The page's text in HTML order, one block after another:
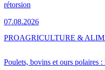
rétorsion
07.08.2026
Poulets, bovins et ours polaires
PROAGRICULTURE &